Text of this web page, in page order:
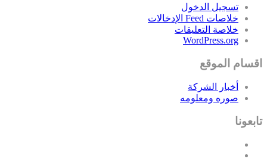
تسجيل الدخول
خلاصات Feed الإدخالات
خلاصة التعليقات
WordPress.org
اقسام الموقع
أخبار الشركة
صوره ومعلومه
تابعونا